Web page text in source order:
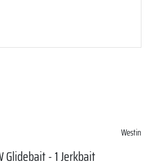
Westin
Glidebait - 1 Jerkbait